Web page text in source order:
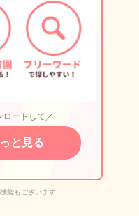
ロードして／
と見る
能もございます